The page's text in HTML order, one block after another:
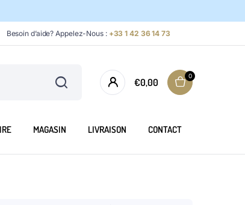
Besoin d’aide? Appelez-Nous : +33 1 42 36 14 73
€0,00
0
MAGASIN LIVRAISON CONTACT